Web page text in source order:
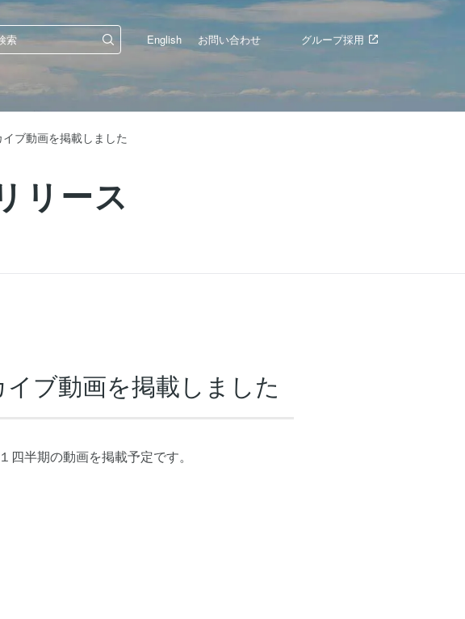
English お問い合わせ グループ採用
ブ動画を掲載しました
リース
イブ動画を掲載しました
半期の動画を掲載予定です。